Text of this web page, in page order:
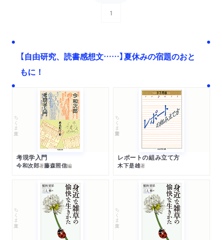
1
【自由研究、読書感想文……】夏休みの宿題のおと
もに！
ちくま文庫
考現学入門
今和次郎著藤森照信編
ちくま学芸文庫
レポートの組み立て方
木下是雄著
ちくま文庫 ちくま文庫